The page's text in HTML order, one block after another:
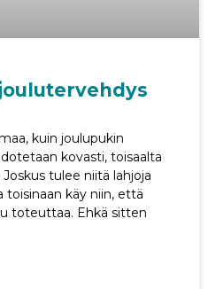
kuin joulupukin
kovasti, toisaalta
tulee niitä lahjoja
käy niin, että
toteuttaa. Ehkä sitten